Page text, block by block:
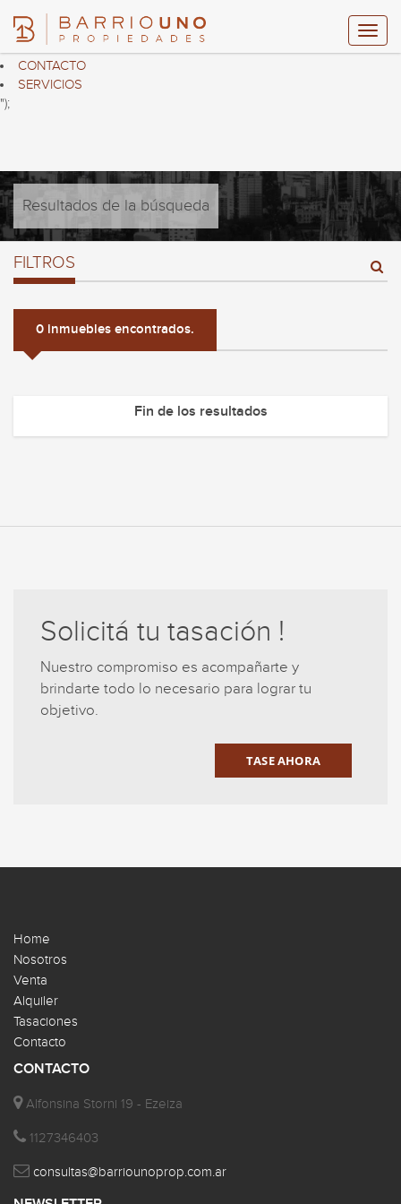
HOME
PROPIEDADES
CONTACTO
SERVICIOS
");
Resultados de la búsqueda
FILTROS
0 inmuebles encontrados.
Fin de los resultados
Solicitá tu tasación !
Nuestro compromiso es acompañarte y
brindarte todo lo necesario para lograr tu
objetivo.
TASE AHORA
Home
Nosotros
Venta
Alquiler
Tasaciones
Contacto
CONTACTO
Alfonsina Storni 19 - Ezeiza
1127346403
consultas@barriounoprop.com.ar